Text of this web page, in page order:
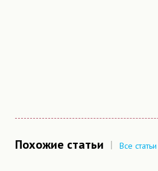
Похожие статьи | Все статьи